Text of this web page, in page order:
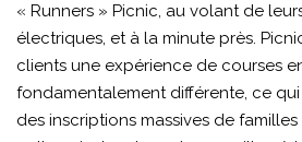
« Runners » Picnic, au volant de
électriques, et à la minute près.
clients une expérience de courses
fondamentalement différente, ce
des inscriptions massives de